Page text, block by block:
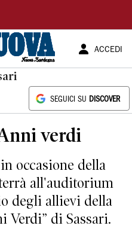
ACCEDI
SEGUICI SU DISCOVER
verdi
occasione della
all'auditorium
degli allievi della
Verdi” di Sassari.